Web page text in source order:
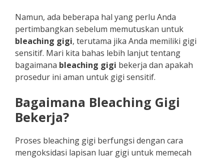
Namun, ada beberapa hal yang perlu Anda
pertimbangkan sebelum memutuskan untuk
bleaching gigi, terutama jika Anda memiliki gigi
sensitif. Mari kita bahas lebih lanjut tentang
bagaimana bleaching gigi bekerja dan apakah
prosedur ini aman untuk gigi sensitif.
Bagaimana Bleaching Gigi
Bekerja?
Proses bleaching gigi berfungsi dengan cara
mengoksidasi lapisan luar gigi untuk memecah